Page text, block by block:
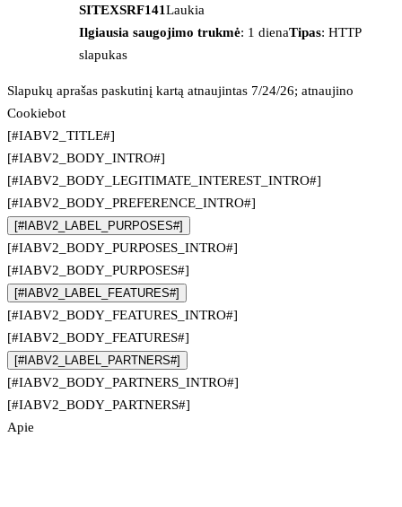
SITEXSRF141Laukia
Ilgiausia saugojimo trukmė: 1 dienaTipas: HTTP
slapukas
Slapukų aprašas paskutinį kartą atnaujintas 7/24/26; atnaujino
Cookiebot
[#IABV2_TITLE#]
[#IABV2_BODY_INTRO#]
[#IABV2_BODY_LEGITIMATE_INTEREST_INTRO#]
[#IABV2_BODY_PREFERENCE_INTRO#]
[#IABV2_LABEL_PURPOSES#]
[#IABV2_BODY_PURPOSES_INTRO#]
[#IABV2_BODY_PURPOSES#]
[#IABV2_LABEL_FEATURES#]
[#IABV2_BODY_FEATURES_INTRO#]
[#IABV2_BODY_FEATURES#]
[#IABV2_LABEL_PARTNERS#]
[#IABV2_BODY_PARTNERS_INTRO#]
[#IABV2_BODY_PARTNERS#]
Apie